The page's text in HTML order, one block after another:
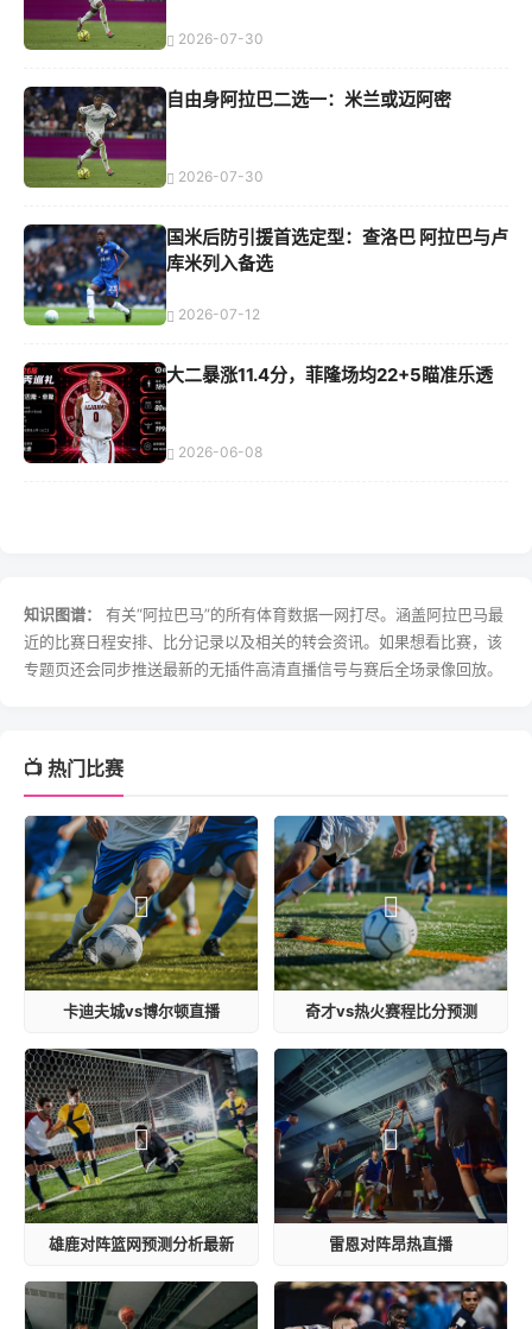
2026-07-30
自由身阿拉巴二选一：米兰或迈阿密
2026-07-30
国米后防引援首选定型：查洛巴 阿拉巴与卢
库米列入备选
2026-07-12
大二暴涨11.4分，菲隆场均22+5瞄准乐透
2026-06-08
知识图谱：
有关“阿拉巴马”的所有体育数据一网打尽。涵盖阿拉巴马最
近的比赛日程安排、比分记录以及相关的转会资讯。如果想看比赛，该
专题页还会同步推送最新的无插件高清直播信号与赛后全场录像回放。
📺 热门比赛
卡迪夫城vs博尔顿直播 奇才vs热火赛程比分预测
雄鹿对阵篮网预测分析最新 雷恩对阵昂热直播